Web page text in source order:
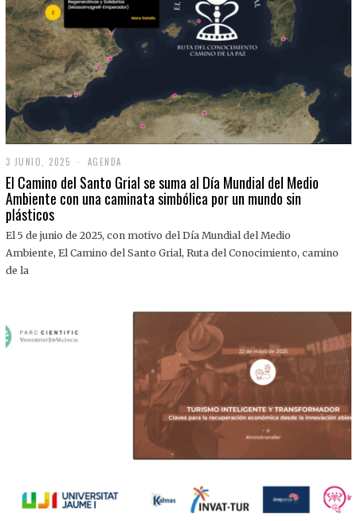
3 JUNIO, 2025
J
U
N
,
0
AGENDA
El Camino del Santo Grial se suma al Día Mundial del Medio
Ambiente con una caminata simbólica por un mundo sin
plásticos
El 5 de junio de 2025, con motivo del Día Mundial del Medio
Ambiente, El Camino del Santo Grial, Ruta del Conocimiento, camino
de la